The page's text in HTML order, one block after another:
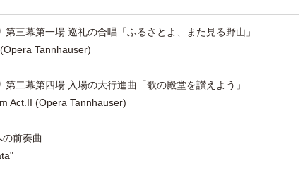
三幕第一場 巡礼の合唱「ふるさとよ、また見る野山」
Tannhauser)
二幕第四場 入場の大行進曲「歌の殿堂を讃えよう」
Act.II (Opera Tannhauser)
前奏曲